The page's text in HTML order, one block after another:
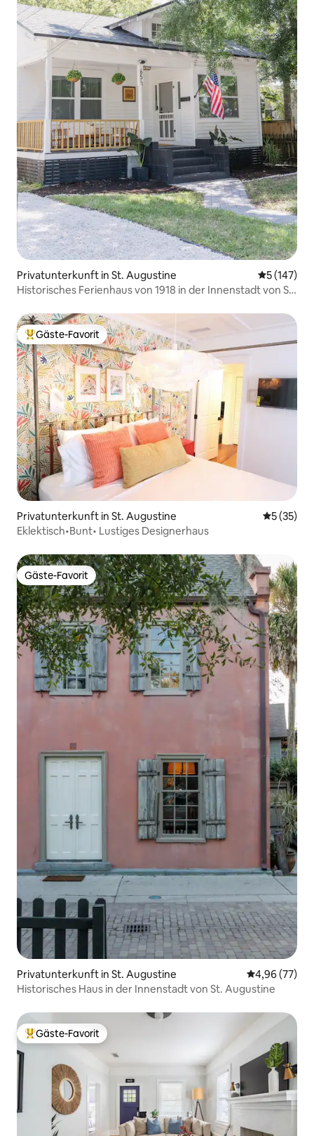
Privatunterkunft in St. Augustine
5 (147)
Historisches Ferienhaus von 1918 in der Innenstadt von St.
Beliebter Gäste-Favorit.
Gäste-Favorit
Privatunterkunft in St. Augustine
5 (35)
Eklektisch•Bunt• Lustiges Designerhaus
Gäste-Favorit
Gäste-Favorit
Privatunterkunft in St. Augustine
4,96 (77)
Historisches Haus in der Innenstadt von St. Augustine
Beliebter Gäste-Favorit.
Gäste-Favorit